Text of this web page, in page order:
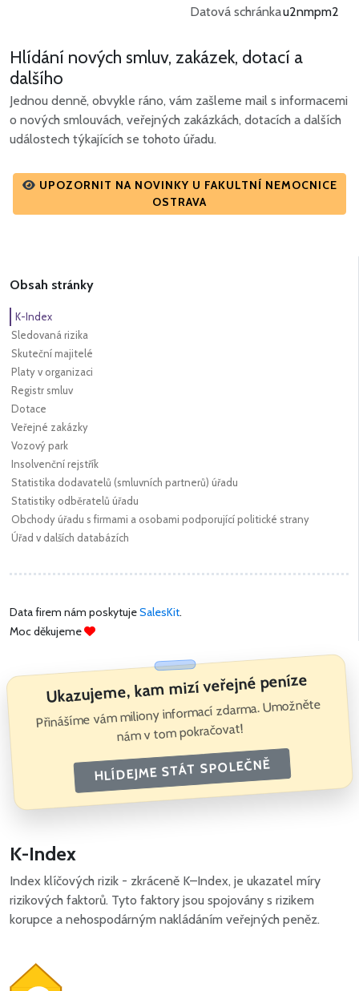
Datová schránkau2nmpm2
Hlídání nových smluv, zakázek, dotací a
dalšího
Jednou denně, obvykle ráno, vám zašleme mail s informacemi
o nových smlouvách, veřejných zakázkách, dotacích a dalších
událostech týkajících se tohoto úřadu.
UPOZORNIT NA NOVINKY U FAKULTNÍ NEMOCNICE
OSTRAVA
Obsah stránky
K-Index
Sledovaná rizika
Skuteční majitelé
Platy v organizaci
Registr smluv
Dotace
Veřejné zakázky
Vozový park
Insolvenční rejstřík
Statistika dodavatelů (smluvních partnerů) úřadu
Statistiky odběratelů úřadu
Obchody úřadu s firmami a osobami podporující politické strany
Úřad v dalších databázích
Data firem nám poskytujeSalesKit.
Moc děkujeme
Ukazujeme, kam mizí veřejné peníze
Přinášíme vám miliony informací zdarma. Umožněte
nám v tom pokračovat!
HLÍDEJME STÁT SPOLEČNĚ
K-Index
Index klíčových rizik - zkráceně K–Index, je ukazatel míry
rizikových faktorů. Tyto faktory jsou spojovány s rizikem
korupce a nehospodárným nakládáním veřejných peněz.